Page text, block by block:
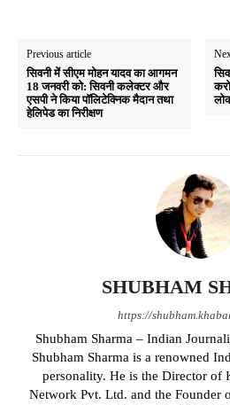
Previous article
सिवनी में सीएम मोहन यादव का आगमन
18 जनवरी को: सिवनी कलेक्टर और
एसपी ने किया पॉलिटेक्निक मैदान तथा
हेलिपेड का निरीक्षण
SHUBHAM
https://
Shubham Sharma – Indian
Shubham Sharma is a renowned
personality. He is the Director of
Network Pvt. Ltd. and the Founder